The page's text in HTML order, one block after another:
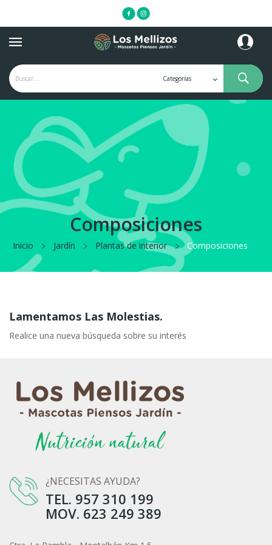
Composiciones
Inicio Jardín Plantas de interior Composiciones
Lamentamos Las Molestias.
Realice una nueva búsqueda sobre su interés
¿NECESITAS AYUDA?
TEL. 957 310 199
MOV. 623 249 389